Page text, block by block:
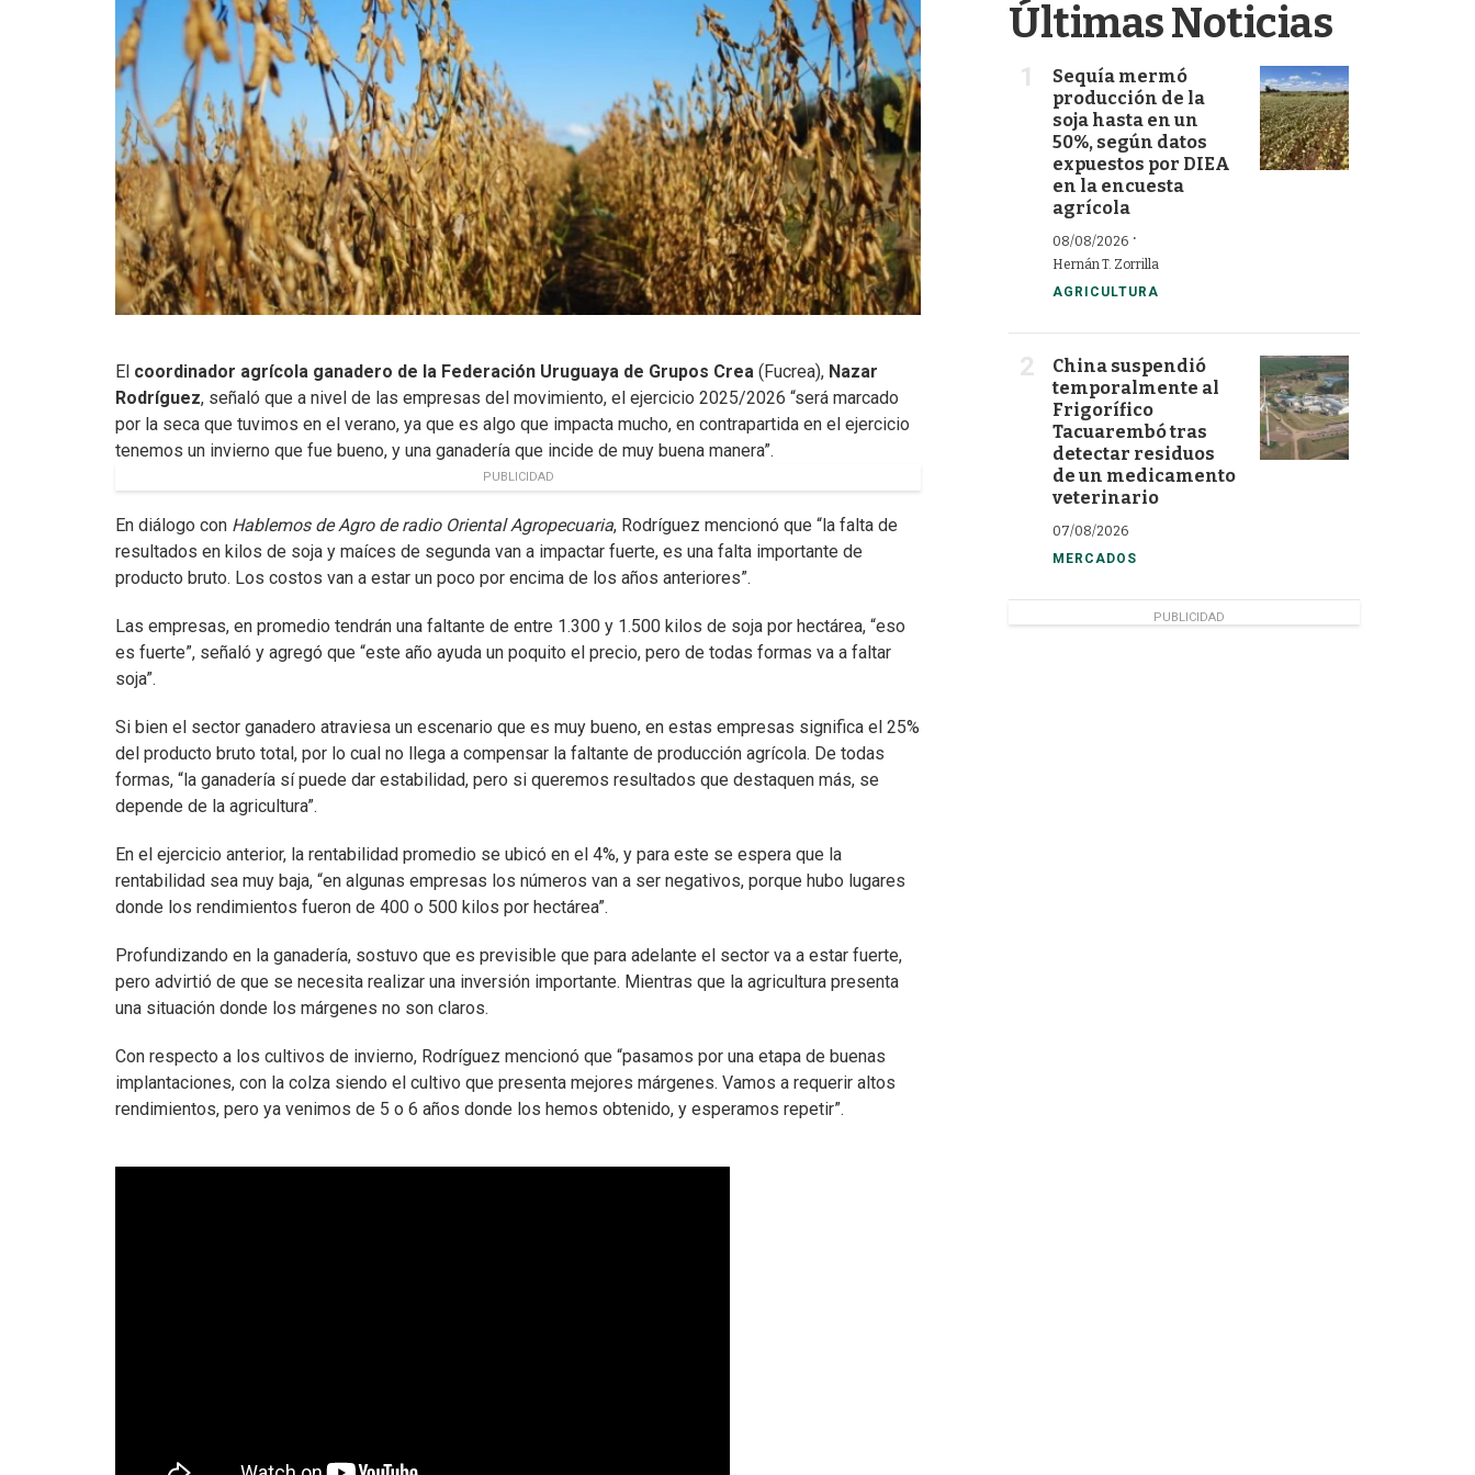
El coordinador agrícola ganadero de la Federación Uruguaya de Grupos Crea (Fucrea), Nazar
Rodríguez, señaló que a nivel de las empresas del movimiento, el ejercicio 2025/2026 “será marcado
por la seca que tuvimos en el verano, ya que es algo que impacta mucho, en contrapartida en el ejercicio
tenemos un invierno que fue bueno, y una ganadería que incide de muy buena manera”.
PUBLICIDAD
En diálogo con Hablemos de Agro de radio Oriental Agropecuaria, Rodríguez mencionó que “la falta de
resultados en kilos de soja y maíces de segunda van a impactar fuerte, es una falta importante de
producto bruto. Los costos van a estar un poco por encima de los años anteriores”.
Las empresas, en promedio tendrán una faltante de entre 1.300 y 1.500 kilos de soja por hectárea, “eso
es fuerte”, señaló y agregó que “este año ayuda un poquito el precio, pero de todas formas va a faltar
soja”.
Si bien el sector ganadero atraviesa un escenario que es muy bueno, en estas empresas significa el 25%
del producto bruto total, por lo cual no llega a compensar la faltante de producción agrícola. De todas
formas, “la ganadería sí puede dar estabilidad, pero si queremos resultados que destaquen más, se
depende de la agricultura”.
En el ejercicio anterior, la rentabilidad promedio se ubicó en el 4%, y para este se espera que la
rentabilidad sea muy baja, “en algunas empresas los números van a ser negativos, porque hubo lugares
donde los rendimientos fueron de 400 o 500 kilos por hectárea”.
Profundizando en la ganadería, sostuvo que es previsible que para adelante el sector va a estar fuerte,
pero advirtió de que se necesita realizar una inversión importante. Mientras que la agricultura presenta
una situación donde los márgenes no son claros.
Con respecto a los cultivos de invierno, Rodríguez mencionó que “pasamos por una etapa de buenas
implantaciones, con la colza siendo el cultivo que presenta mejores márgenes. Vamos a requerir altos
rendimientos, pero ya venimos de 5 o 6 años donde los hemos obtenido, y esperamos repetir”.
Últimas Noticias
Sequía mermó
producción de la
soja hasta en un
50%, según datos
expuestos por DIEA
en la encuesta
agrícola
08/08/2026 ·
Hernán T. Zorrilla
AGRICULTURA
China suspendió
temporalmente al
Frigorífico
Tacuarembó tras
detectar residuos
de un medicamento
veterinario
07/08/2026
MERCADOS
PUBLICIDAD